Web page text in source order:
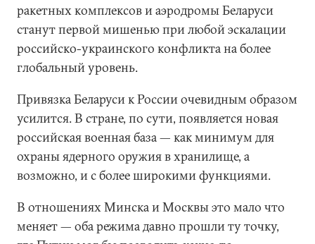
ракетных комплексов и аэродромы Беларуси
станут первой мишенью при любой эскалации
российско-украинского конфликта на более
глобальный уровень.
Привязка Беларуси к России очевидным образом
усилится. В стране, по сути, появляется новая
российская военная база — как минимум для
охраны ядерного оружия в хранилище, а
возможно, и с более широкими функциями.
В отношениях Минска и Москвы это мало что
меняет — оба режима давно прошли ту точку,